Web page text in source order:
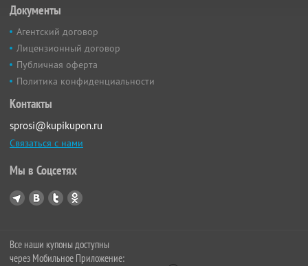
Документы
Агентский договор
Лицензионный договор
Публичная оферта
Политика конфиденциальности
Контакты
sprosi@kupikupon.ru
Связаться с нами
Мы в Соцсетях
Все наши купоны доступны
через Мобильное Приложение: